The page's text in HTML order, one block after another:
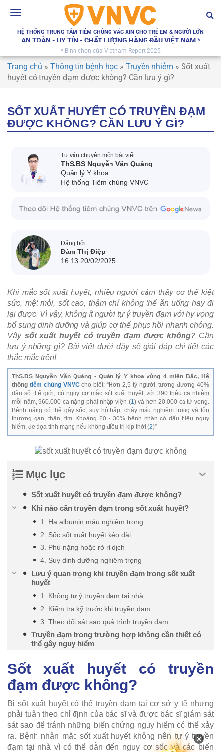
Toggle
HỆ THỐNG TRUNG TÂM TIÊM CHỦNG VẮC XIN CHO TRẺ EM & NGƯỜI LỚN
AN TOÀN - UY TÍN - CHẤT LƯỢNG HÀNG ĐẦU VIỆT NAM *
* Bình chọn của Vietnam Report 2025
Trang chủ » Thông tin bệnh học » Truyền nhiễm » Sốt xuất
huyết có truyền đạm được không? Cần lưu ý gì?
SỐT XUẤT HUYẾT CÓ TRUYỀN ĐẠM
ĐƯỢC KHÔNG? CẦN LƯU Ý GÌ?
Tư vấn chuyên môn bài viết
ThS.BS Nguyễn Văn Quảng
Quản lý Y khoa
Hệ thống Tiêm chủng VNVC
Đăng bởi
Đàm Thị Điệp
16:13 20/02/2025
Khi mắc sốt xuất huyết, nhiều người cảm thấy cơ thể kiệt
sức, mệt mỏi, sốt cao, thậm chí không thể ăn uống hay đi
lại được. Vì vậy, không ít người tự ý truyền đạm với hy vọng
bổ sung dinh dưỡng và giúp cơ thể phục hồi nhanh chóng.
Vậy sốt xuất huyết có truyền đạm được không? Cần
lưu ý những gì? Bài viết dưới đây sẽ giải đáp chi tiết các
thắc mắc trên!
ThS.BS Nguyễn Văn Quảng - Quản lý Y khoa vùng 4 miền Bắc, Hệ
thống tiêm chủng VNVCcho biết: “Hơn 2,5 tỷ người, tương đương 40%
dân số thế giới, có nguy cơ mắc sốt xuất huyết, với 390 triệu ca nhiễm
mỗi năm, 960.000 ca nặng phải nhập viện (1 ) và hơn 20.000 ca tử vong.
Bệnh nặng có thể gây sốc, suy hô hấp, chảy máu nghiêm trọng và tổn
thương gan, thận, tim. Khoảng 20 - 30% bệnh nhân có dấu hiệu nguy
hiểm, đe dọa tính mạng nếu không điều trị kịp thời (2)”
Mục lục
Sốt xuất huyết có truyền đạm được không?
Khi nào cần truyền đạm trong sốt xuất huyết?
1. Hạ albumin máu nghiêm trọng
2. Sốc sốt xuất huyết kéo dài
3. Phù nặng hoặc rò rỉ dịch
4. Suy dinh dưỡng nghiêm trọng
Lưu ý quan trọng khi truyền đạm trong sốt xuất
huyết
1. Không tự ý truyền đạm tại nhà
2. Kiểm tra kỹ trước khi truyền đạm
3. Theo dõi sát sao quá trình truyền đạm
Truyền đạm trong trường hợp không cần thiết có
thể gây nguy hiểm
Sốt xuất huyết có truyền
đạm được không?
Bị sốt xuất huyết có thể truyền đạm tại cơ sở y tế nhưng
phải tuân theo chỉ định của bác sĩ và được bác sĩ giám sát
sát sao để tránh những biến chứng nguy hiểm có thể xảy
ra. Bệnh nhân mắc sốt xuất huyết không nên tự ý truyền
đạm tại nhà vì có thể dẫn đến nguy cơ sốc và các biến
×